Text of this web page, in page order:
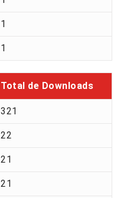
1
1
Total de Downloads
321
22
21
21